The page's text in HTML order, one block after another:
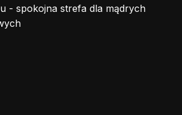
- spokojna strefa dla mądrych